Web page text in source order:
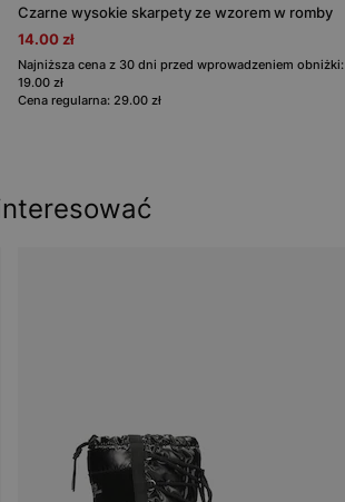
Czarne wysokie skarpety ze wzorem w romby
14.00 zł
Najniższa cena z 30 dni przed wprowadzeniem obniżki:
19.00 zł
Cena regularna: 29.00 zł